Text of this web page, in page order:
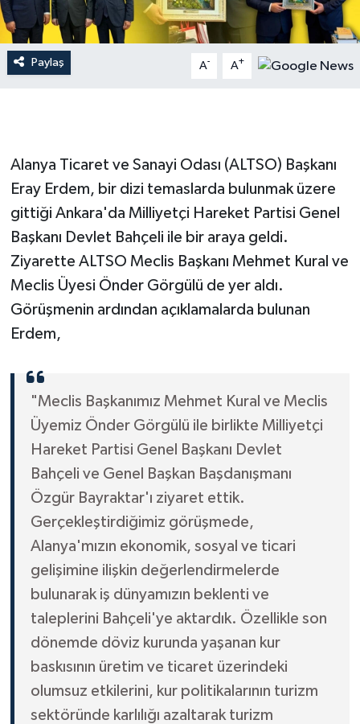
Paylaş A- A+
Alanya Ticaret ve Sanayi Odası (ALTSO) Başkanı
Eray Erdem, bir dizi temaslarda bulunmak üzere
gittiği Ankara'da Milliyetçi Hareket Partisi Genel
Başkanı Devlet Bahçeli ile bir araya geldi.
Ziyarette ALTSO Meclis Başkanı Mehmet Kural ve
Meclis Üyesi Önder Görgülü de yer aldı.
Görüşmenin ardından açıklamalarda bulunan
Erdem,
"Meclis Başkanımız Mehmet Kural ve Meclis
Üyemiz Önder Görgülü ile birlikte Milliyetçi
Hareket Partisi Genel Başkanı Devlet
Bahçeli ve Genel Başkan Başdanışmanı
Özgür Bayraktar'ı ziyaret ettik.
Gerçekleştirdiğimiz görüşmede,
Alanya'mızın ekonomik, sosyal ve ticari
gelişimine ilişkin değerlendirmelerde
bulunarak iş dünyamızın beklenti ve
taleplerini Bahçeli'ye aktardık. Özellikle son
dönemde döviz kurunda yaşanan kur
baskısının üretim ve ticaret üzerindeki
olumsuz etkilerini, kur politikalarının turizm
sektöründe karlılığı azaltarak turizm